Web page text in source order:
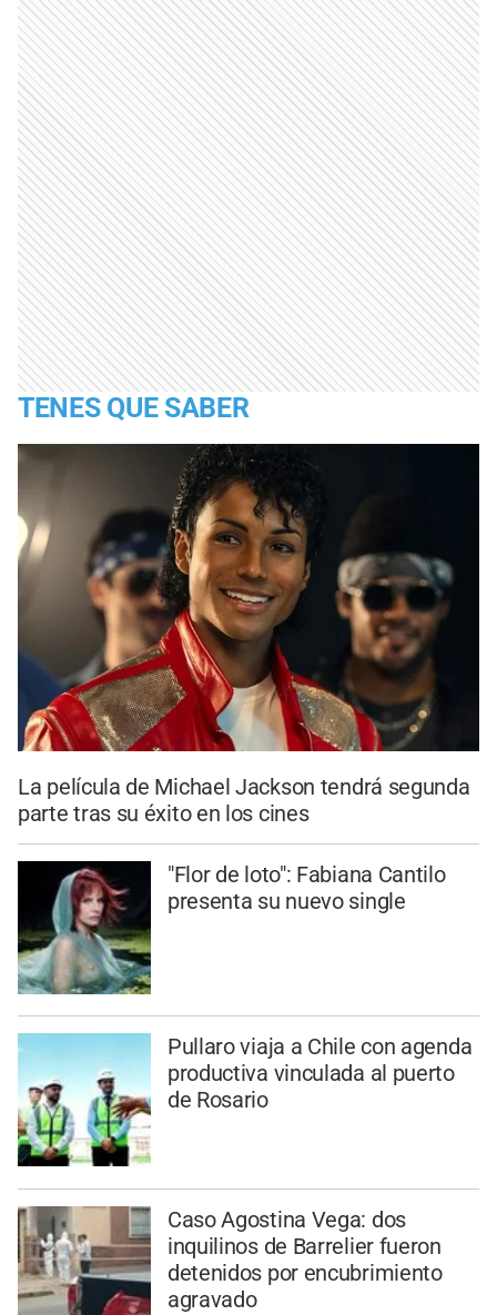
TENES QUE SABER
La película de Michael Jackson tendrá segunda
parte tras su éxito en los cines
"Flor de loto": Fabiana Cantilo
presenta su nuevo single
Pullaro viaja a Chile con agenda
productiva vinculada al puerto
de Rosario
Caso Agostina Vega: dos
inquilinos de Barrelier fueron
detenidos por encubrimiento
agravado